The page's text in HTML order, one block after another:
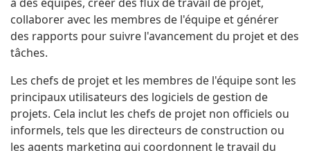
collaborer avec les membres de l'équipe et générer
des rapports pour suivre l'avancement du projet et des
tâches.
Les chefs de projet et les membres de l'équipe sont les
principaux utilisateurs des logiciels de gestion de
projets. Cela inclut les chefs de projet non officiels ou
informels, tels que les directeurs de construction ou
les agents marketing qui coordonnent le travail du